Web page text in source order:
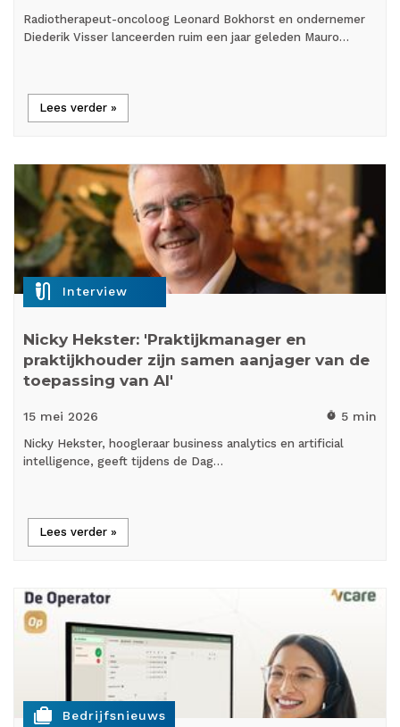
Radiotherapeut-oncoloog Leonard Bokhorst en ondernemer
Diederik Visser lanceerden ruim een jaar geleden Mauro…
Lees verder »
mic_external_on Interview
Nicky Hekster: 'Praktijkmanager en
praktijkhouder zijn samen aanjager van de
toepassing van AI'
15 mei 2026 timer 5 min
Nicky Hekster, hoogleraar business analytics en artificial
intelligence, geeft tijdens de Dag…
Lees verder »
cases Bedrijfsnieuws